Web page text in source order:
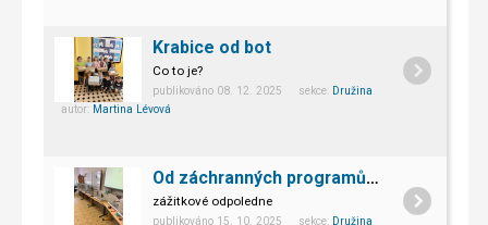
Krabice od bot
Co to je?
publikováno 08. 12. 2025 sekce: Družina
autor: Martina Lévová
Od záchranných programů k chovatelství
zážitkové odpoledne
publikováno 15. 10. 2025 sekce: Družina